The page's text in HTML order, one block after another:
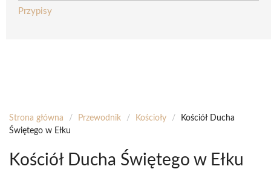
Przypisy
Strona główna / Przewodnik / Kościoły /
Kościół Ducha
Świętego w Ełku
Kościół Ducha Świętego w Ełku